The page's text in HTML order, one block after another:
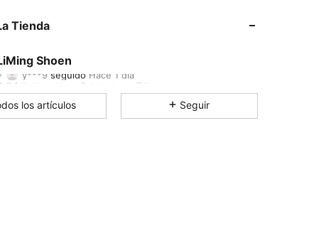
Tienda
Shoen
y***9seguido
Calificación 2 Artículos
los artículos Seguir